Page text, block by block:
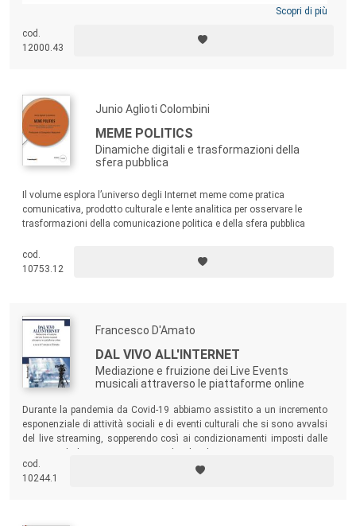
Scopri di più
cod.
12000.43
Junio Aglioti Colombini
MEME POLITICS
Dinamiche digitali e trasformazioni della
sfera pubblica
Il volume esplora l’universo degli Internet meme come pratica
comunicativa, prodotto culturale e lente analitica per osservare le
trasformazioni della comunicazione politica e della sfera pubblica
simbolica e cittadinanza connessa, in grado di fondere ironia e
attivismo, intrattenimento e critica, viralità e mobilitazione.
cod.
10753.12
Francesco D'Amato
DAL VIVO ALL'INTERNET
Mediazione e fruizione dei Live Events
musicali attraverso le piattaforme online
Durante la pandemia da Covid-19 abbiamo assistito a un incremento
esponenziale di attività sociali e di eventi culturali che si sono avvalsi
del live streaming, sopperendo così ai condizionamenti imposti dalle
della ricerca relativa a questo fenomeno attraverso differenti contributi
di studiosi italiani e internazionali, volti a ricostruirne l’evoluzione.
cod.
10244.1